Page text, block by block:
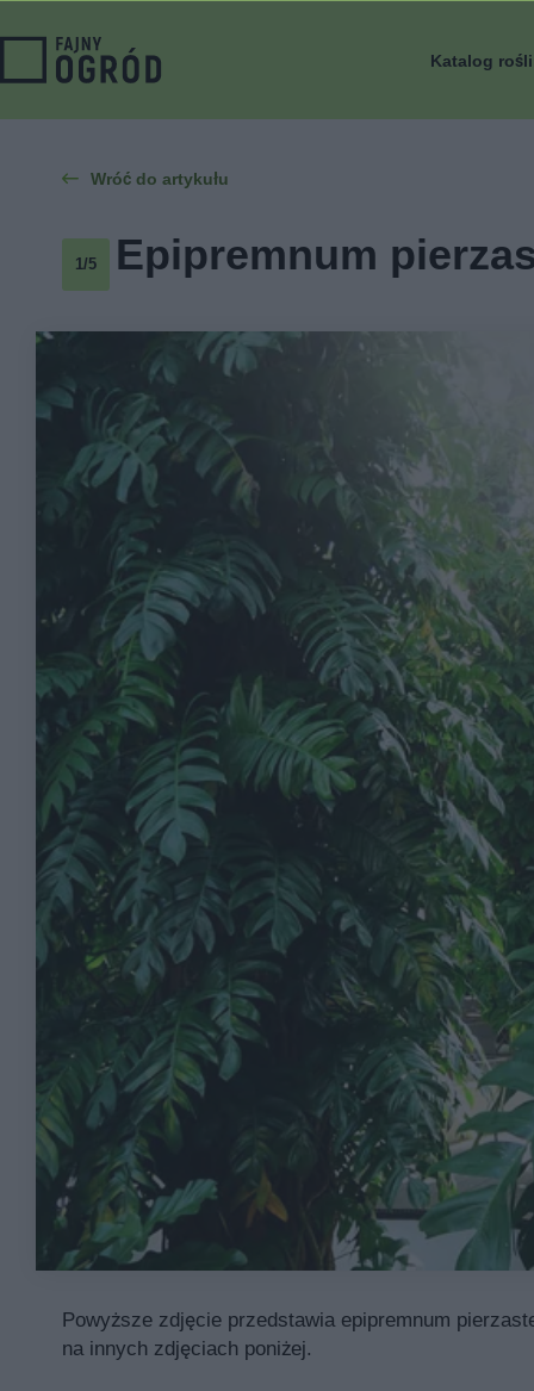
Katalog
Wróć do artykułu
1/5 Epipremnum
Powyższe zdjęcie przedstawia epipremnum
na innych zdjęciach poniżej.